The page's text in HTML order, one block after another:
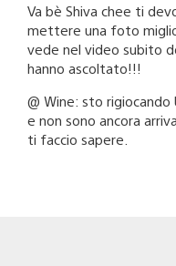
Va bè Shiva chee ti
mettere una foto
vede nel video subito
hanno ascoltato!!!
@ Wine: sto
e non sono ancora
ti faccio sapere.